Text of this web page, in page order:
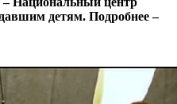
детям. Подробнее –